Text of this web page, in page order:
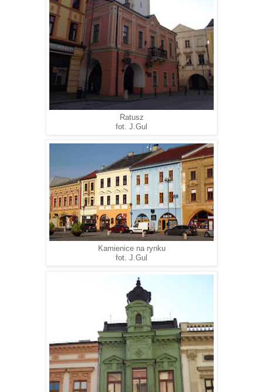
Ratusz
fot. J.Gul
Kamienice na rynku
fot. J.Gul